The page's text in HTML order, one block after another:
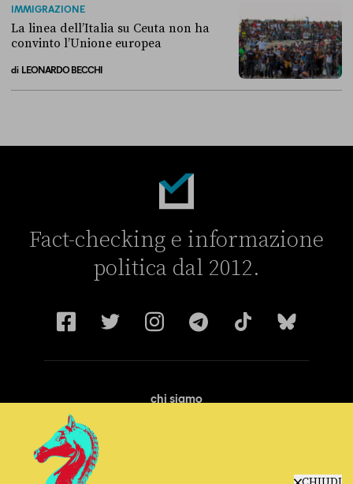
IMMIGRAZIONE
La linea dell’Italia su Ceuta non ha
convinto l’Unione europea
di LEONARDO BECCHI
Fact-checking e informazione
politica dal 2012.
chi siamo